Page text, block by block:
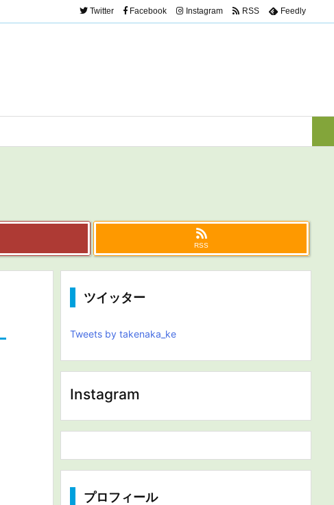
Twitter Facebook Instagram RSS Feedly
RSS
ツイッター
Tweets by takenaka_ke
Instagram
プロフィール